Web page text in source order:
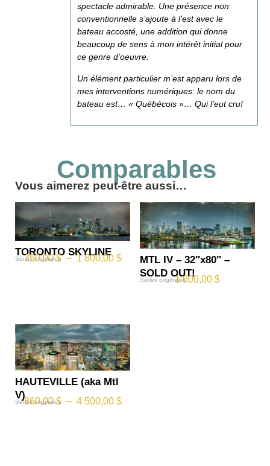
spectacle admirable. Une présence non
conventionnelle s’ajoute à l’est avec le
bateau accosté, une addition qui donne
beaucoup de sens à mon intérêt initial pour
ce genre d’oeuvre.
Un élément particulier m’est apparu lors de
mes interventions numériques: le nom du
bateau est… « Québécois »… Qui l’eut cru!
Comparables
Vous aimerez peut-être aussi…
TORONTO SKYLINE
350,00$ – 1 800,00 $
Séries originales
MTL IV – 32″x80″ –
SOLD OUT!
1 600,00 $
Séries originales
HAUTEVILLE (aka Mtl
V)
860,00$ – 4 500,00 $
Séries originales